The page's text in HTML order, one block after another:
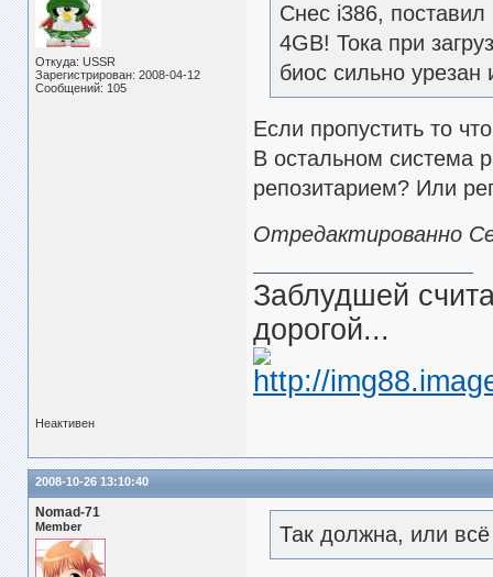
Откуда: USSR
Зарегистрирован: 2008-04-12
Сообщений: 105
Снес i386,
4GB! Тока при
биос сильно
Если пропустить то
В остальном система
репозитарием? Или
Отредактированно
Заблудшей
дорогой...
Неактивен
2008-10-26 13:10:40
Nomad-71
Member Так должна, или